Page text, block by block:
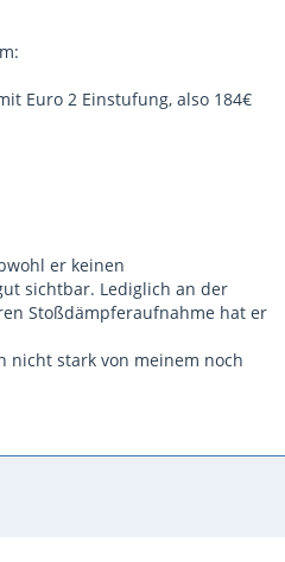
Euro 2 Einstufung, also 184€
er keinen
sichtbar. Lediglich an der
Stoßdämpferaufnahme hat er
nicht stark von meinem noch